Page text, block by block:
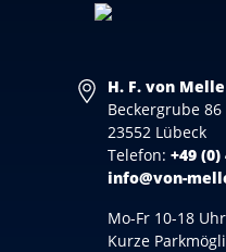
H. F. von
Beckergrube 86
23552 Lübeck
Telefon: +49 (0)
info@von-
Mo-Fr 10-18
Kurze